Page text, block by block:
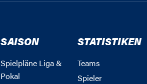
SAISON
Spielpläne Liga &
Pokal
STATISTIKEN
Teams
Spieler